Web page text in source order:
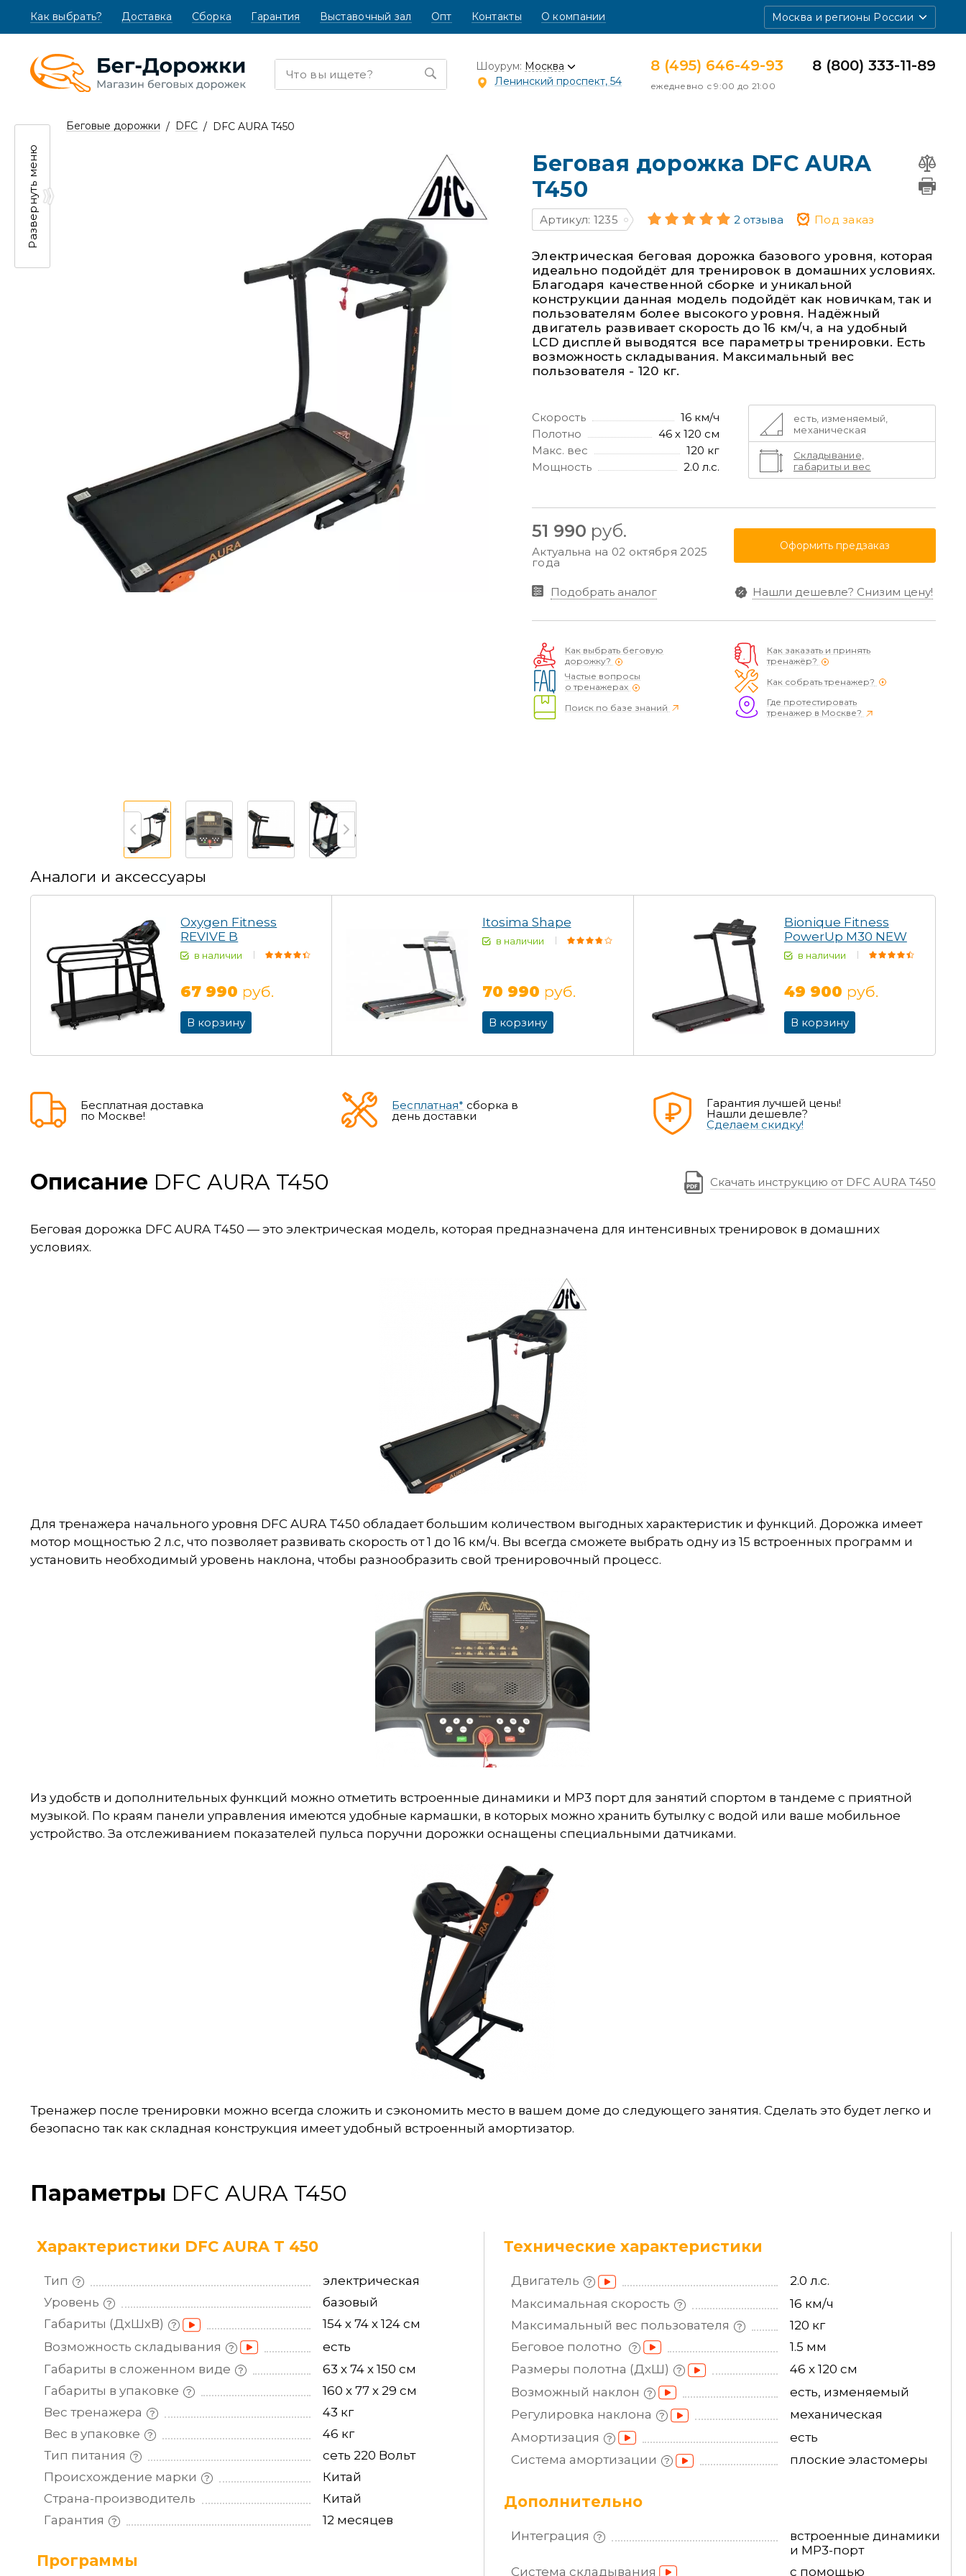
Как выбрать? (текущая)
Доставка Сборка Гарантия Выставочный зал Опт Контакты О компании Москва и регионы России
Шоурум: Москва
Ленинский проспект, 54
8 (495) 646-49-93
ежедневно с 9:00 до 21:00
8 (800) 333-11-89
Развернуть меню
Беговые дорожки DFC DFC AURA T450
Беговая дорожка DFC AURA
T450
Артикул: 1235 2 отзыва Под заказ
Электрическая беговая дорожка базового уровня, которая
идеально подойдёт для тренировок в домашних условиях.
Благодаря качественной сборке и уникальной
конструкции данная модель подойдёт как новичкам, так и
пользователям более высокого уровня. Надёжный
двигатель развивает скорость до 16 км/ч, а на удобный
LCD дисплей выводятся все параметры тренировки. Есть
возможность складывания. Максимальный вес
пользователя - 120 кг.
Скорость
16 км/ч
Полотно
46 х 120 см
Макс. вес
120 кг
Мощность
2.0 л.с.
есть, изменяемый,
механическая
Складывание,
габариты и вес
51 990 руб.
Актуальна на 02 октября 2025
года
Оформить предзаказ
Подобрать аналог Нашли дешевле? Снизим цену!
Как выбрать беговую
дорожку?
Частые вопросы
о тренажерах
Поиск по базе знаний
Как заказать и принять
тренажёр?
Как собрать тренажер?
Где протестировать
тренажер в Москве?
Аналоги и аксессуары
Oxygen Fitness
REVIVE B
в наличии
67 990 руб.
В корзину
Itosima Shape
в наличии
70 990 руб.
В корзину
Bionique Fitness
PowerUp M30 NEW
в наличии
49 900 руб.
В корзину
Бесплатная доставка
по Москве!
Бесплатная* сборка в
день доставки
Гарантия лучшей цены!
Нашли дешевле?
Сделаем скидку!
Описание DFC AURA T450 Скачать инструкцию от DFC AURA T450
Беговая дорожка DFC AURA T450 — это электрическая модель, которая предназначена для интенсивных тренировок в домашних
условиях.
Для тренажера начального уровня DFC AURA T450 обладает большим количеством выгодных характеристик и функций. Дорожка имеет
мотор мощностью 2 л.с, что позволяет развивать скорость от 1 до 16 км/ч. Вы всегда сможете выбрать одну из 15 встроенных программ и
установить необходимый уровень наклона, чтобы разнообразить свой тренировочный процесс.
Из удобств и дополнительных функций можно отметить встроенные динамики и MP3 порт для занятий спортом в тандеме с приятной
музыкой. По краям панели управления имеются удобные кармашки, в которых можно хранить бутылку с водой или ваше мобильное
устройство. За отслеживанием показателей пульса поручни дорожки оснащены специальными датчиками.
Тренажер после тренировки можно всегда сложить и сэкономить место в вашем доме до следующего занятия. Сделать это будет легко и
безопасно так как складная конструкция имеет удобный встроенный амортизатор.
Параметры DFC AURA T450
Характеристики DFC AURA T 450
Тип
электрическая
Уровень
базовый
Габариты (ДхШхВ)
154 х 74 х 124 см
Возможность складывания
есть
Габариты в сложенном виде
63 х 74 х 150 см
Габариты в упаковке
160 х 77 х 29 см
Вес тренажера
43 кг
Вес в упаковке
46 кг
Тип питания
сеть 220 Вольт
Происхождение марки
Китай
Страна-производитель
Китай
Гарантия
12 месяцев
Программы
Технические характеристики
Двигатель
2.0 л.с.
Максимальная скорость
16 км/ч
Максимальный вес пользователя
120 кг
Беговое полотно
1.5 мм
Размеры полотна (ДхШ)
46 х 120 см
Возможный наклон
есть, изменяемый
Регулировка наклона
механическая
Амортизация
есть
Система амортизации плоские эластомеры
Дополнительно
Интеграция
встроенные динамики
и MP3-порт
Система складывания с помощью